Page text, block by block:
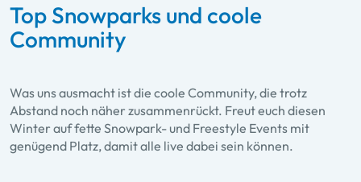
Top Snowparks und coole
Community
Was uns ausmacht ist die coole Community, die trotz
Abstand noch näher zusammenrückt. Freut euch diesen
Winter auf fette Snowpark- und Freestyle Events mit
genügend Platz, damit alle live dabei sein können.
Cash4Tricks-Tour